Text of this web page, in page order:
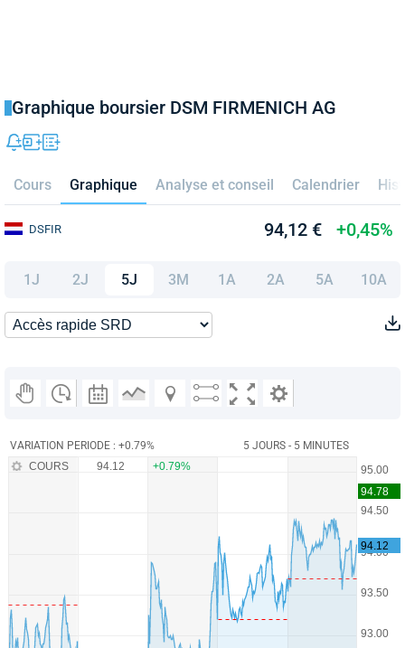
Graphique boursier DSM FIRMENICH AG
Cours Graphique Analyse et conseil Calendrier
DSFIR 94,12 € +0,45%
1J 2J 5J 3M 1A 2A 5A 10A
VARIATION PERIODE : +0.79% 5 JOURS - 5 MINUTES
COURS 94.12 +0.79%